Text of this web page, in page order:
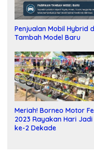
Penjualan Mobil Hybrid
Tambah Model Baru
Meriah! Borneo Motor
2023 Rayakan Hari Jadi
ke-2 Dekade